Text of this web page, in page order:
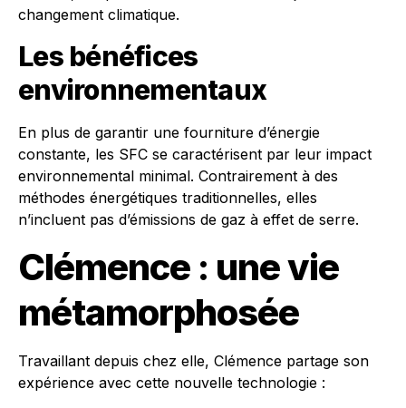
changement climatique.
Les bénéfices
environnementaux
En plus de garantir une fourniture d’énergie
constante, les SFC se caractérisent par leur impact
environnemental minimal. Contrairement à des
méthodes énergétiques traditionnelles, elles
n’incluent pas d’émissions de gaz à effet de serre.
Clémence : une vie
métamorphosée
Travaillant depuis chez elle, Clémence partage son
expérience avec cette nouvelle technologie :